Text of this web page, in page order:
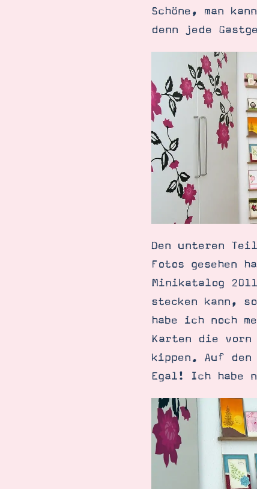
Schöne, man
denn jede
Den unteren
Fotos gesehen
Minikatalog
stecken kann,
habe ich noch
Karten die vorn
kippen. Auf
Egal! Ich habe